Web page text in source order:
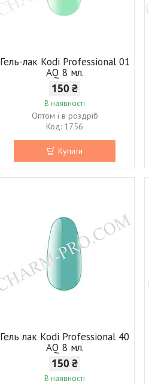
Гель-лак Kodi Professional 01
AQ 8 мл.
150 ₴
В наявності
Оптом і в роздріб
1756
Купити
Гель лак Kodi Professional 40
AQ 8 мл.
150 ₴
В наявності